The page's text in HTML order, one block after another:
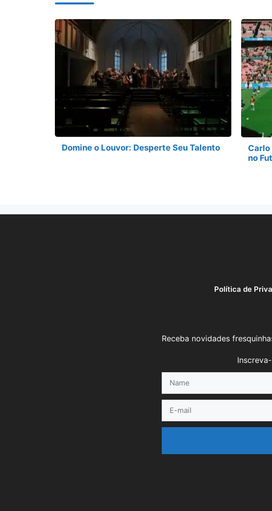
Domine o Louvor: Desperte Seu Talento
no
Política de
Receba novidades
mail